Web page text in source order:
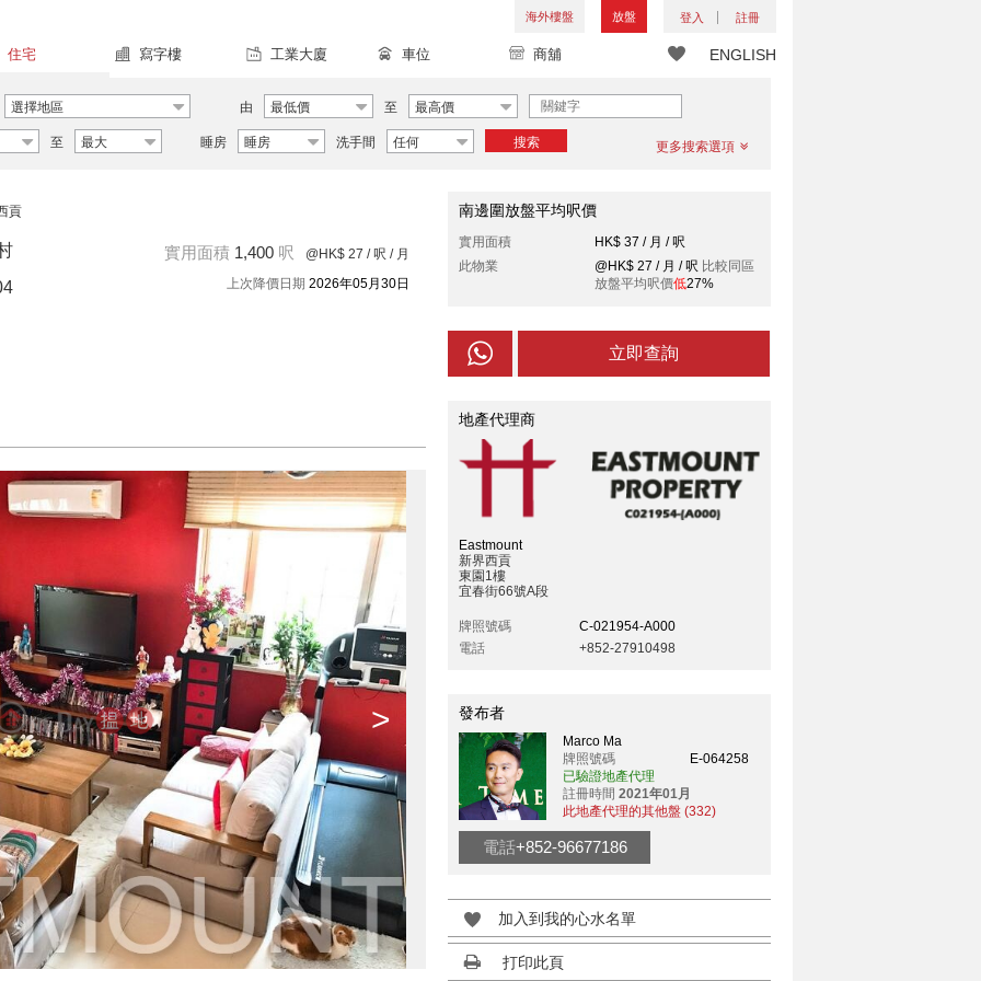
海外樓盤 放盤 登入 註冊
ENGLISH
住宅 寫字樓 工業大廈 車位 商舖
選擇地區 由 最低價 至 最高價
至 最大 睡房 睡房 洗手間 任何 搜索 更多搜索選項
貢
實用面積 1,400 呎 @HK$ 27 / 呎 / 月
上次降價日期 2026年05月30日
>
南邊圍放盤平均呎價
實用面積
HK$ 37 / 月 / 呎
此物業
@HK$ 27 / 月 / 呎 比較同區
放盤平均呎價低27%
立即查詢
地產代理商
Eastmount
新界西貢
東園1樓
宜春街66號A段
牌照號碼
C-021954-A000
電話
+852-27910498
發布者
Marco Ma
牌照號碼
E-064258
已驗證地產代理
註冊時間 2021年01月
此地產代理的其他盤 (332)
電話+852-96677186
加入到我的心水名單
打印此頁